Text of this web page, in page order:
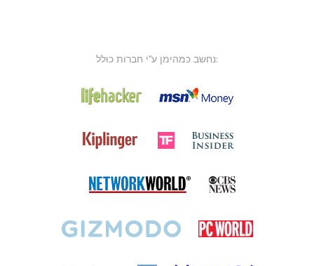
נחשב כמהימן ע"י חברות כולל: